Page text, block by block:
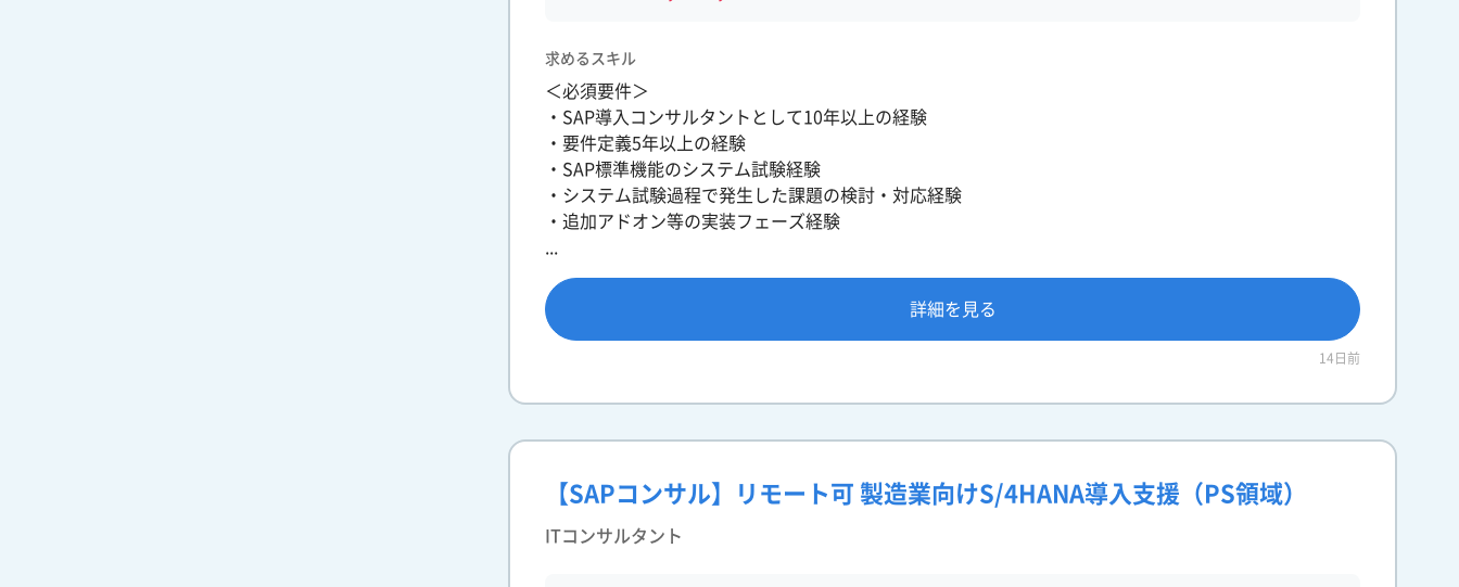
求めるスキル
＜必須要件＞
・SAP導入コンサルタントとして10年以上の経験
・要件定義5年以上の経験
・SAP標準機能のシステム試験経験
・システム試験過程で発生した課題の検討・対応経験
・追加アドオン等の実装フェーズ経験
詳細を見る
14日前
【SAPコンサル】リモート可 製造業向けS/4HANA導入支援（PS領域）
ITコンサルタント